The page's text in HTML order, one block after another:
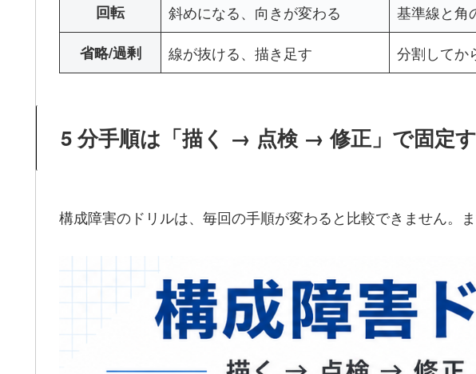
回転
斜めになる、向きが変わる 基準線と角
省略/過剰
線が抜ける、描き足す 分割してか
5 分手順は「描く → 点検 → 修正」で固定
構成障害のドリルは、毎回の手順が変わると比較できません。